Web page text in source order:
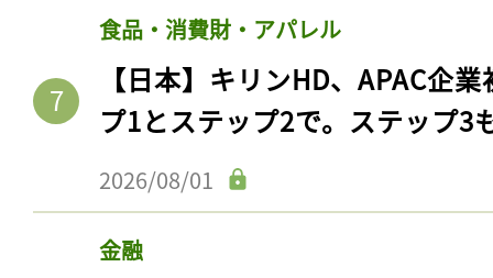
食品・消費財・アパレル
【日本】キリンHD、APAC企
プ1とステップ2で。ステップ3
2026/08/01
金融